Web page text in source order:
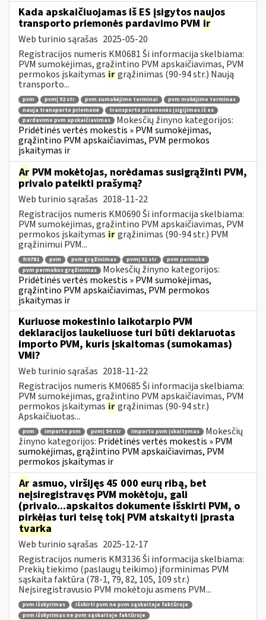
Kada apskaičiuojamas iš ES įsigytos naujos
transporto priemonės pardavimo PVM ir
Web turinio sąrašas 2025-05-20
Registracijos numeris KM0681 Ši informacija skelbiama:
PVM sumokėjimas, grąžintino PVM apskaičiavimas, PVM
permokos įskaitymas irgrąžinimas (90-94 str.) Naują
transporto...
pvm pvmį 92 str pvm sumokėjimo terminai
pvm mokėjimo terminas
nauja transporto priemonė
transporto priemonės įsigijimas iš es
pardavimo pvm apskaičiavimas
Mokesčių žinyno kategorijos:
Pridėtinės vertės mokestis » PVM sumokėjimas,
grąžintino PVM apskaičiavimas, PVM permokos
įskaitymas ir
Ar PVM mokėtojas, norėdamas susigrąžinti PVM,
privalo pateikti prašymą?
Web turinio sąrašas 2018-11-22
Registracijos numeris KM0690 Ši informacija skelbiama:
PVM sumokėjimas, grąžintino PVM apskaičiavimas, PVM
permokos įskaitymas irgrąžinimas (90-94 str.) PVM
grąžinimui PVM...
fr0781 pvm pvm grąžinimas pvmį 91 str
pvm permoka
pvm permokos grąžinimas
Mokesčių žinyno kategorijos:
Pridėtinės vertės mokestis » PVM sumokėjimas,
grąžintino PVM apskaičiavimas, PVM permokos
įskaitymas ir
Kuriuose mokestinio laikotarpio PVM
deklaracijos laukeliuose turi būti deklaruotas
importo PVM, kuris įskaitomas (sumokamas)
VMI?
Web turinio sąrašas 2018-11-22
Registracijos numeris KM0685 Ši informacija skelbiama:
PVM sumokėjimas, grąžintino PVM apskaičiavimas, PVM
permokos įskaitymas irgrąžinimas (90-94 str.)
Apskaičiuotas...
pvm importo pvm pvmį 94 str importo pvm įskaitymas
Mokesčių
žinyno kategorijos: Pridėtinės vertės mokestis » PVM
sumokėjimas, grąžintino PVM apskaičiavimas, PVM
permokos įskaitymas ir
Ar asmuo, viršijęs 45 000 eurų ribą, bet
neįsiregistravęs PVM mokėtoju, gali
(privalo...apskaitos dokumente išskirti PVM, o
pirkėjas turi teisę tokį PVM atskaityti įprasta
tvarka
Web turinio sąrašas 2025-12-17
Registracijos numeris KM3136 Ši informacija skelbiama:
Prekių tiekimo (paslaugų teikimo) įforminimas PVM
sąskaita faktūra (78-1, 79, 82, 105, 109 str.)
Neįsiregistravusio PVM mokėtoju asmens PVM...
pvm išskyrimas
išskirti pvm ne pvm sąskaitoje faktūroje
pvm išskyrimas ne pvm sąskaitoje faktūroje